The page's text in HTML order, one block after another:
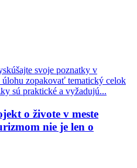
svoje poznatky v
zopakovať tematický celok
sú praktické a vyžadujú...
o živote v meste
nie je len o